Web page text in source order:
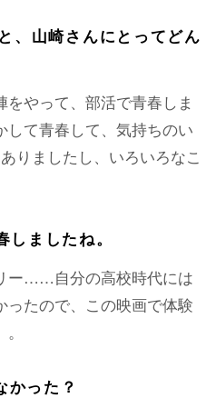
山崎さんにとってどん
やって、部活で青春しま
して青春して、気持ちのい
りましたし、いろいろなこ
ましたね。
ー……自分の高校時代には
ったので、この映画で体験
った？